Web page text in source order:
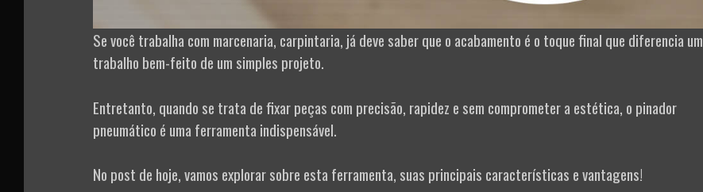
Se você trabalha com marcenaria, carpintaria, já deve saber que o acabamento é o toque final que diferencia um
trabalho bem-feito de um simples projeto.
Entretanto, quando se trata de fixar peças com precisão, rapidez e sem comprometer a estética, o pinador
pneumático é uma ferramenta indispensável.
No post de hoje, vamos explorar sobre esta ferramenta, suas principais características e vantagens!